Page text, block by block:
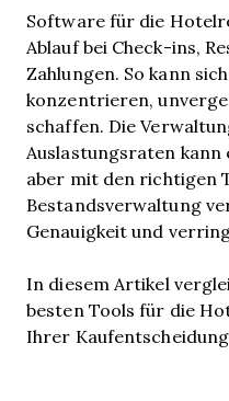
Software für die
Ablauf bei Check-ins,
Zahlungen. So kann
konzentrieren,
schaffen. Die
Auslastungsraten
aber mit den richtigen
Bestandsverwaltung
Genauigkeit und
In diesem Artikel
besten Tools für die
Ihrer